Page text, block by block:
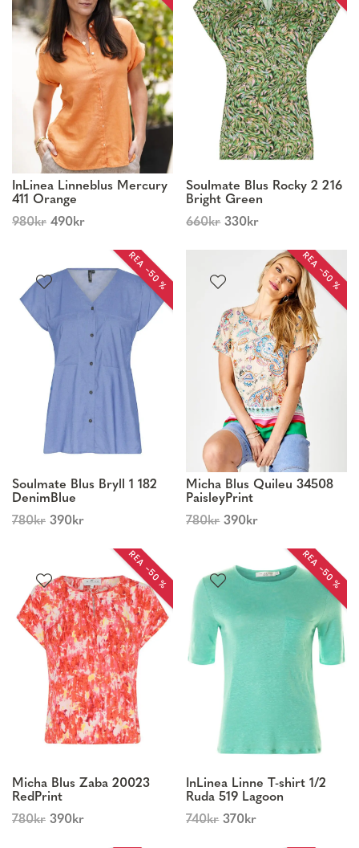
InLinea Linneblus Mercury
411 Orange
980kr 490kr
Soulmate Blus Rocky 2 216
Bright Green
660kr 330kr
REA −50 %
Soulmate Blus Bryll 1 182
DenimBlue
780kr 390kr
REA −50 %
Micha Blus Quileu 34508
PaisleyPrint
780kr 390kr
REA −50 %
Micha Blus Zaba 20023
RedPrint
780kr 390kr
REA −50 %
InLinea Linne T-shirt 1/2
Ruda 519 Lagoon
740kr 370kr